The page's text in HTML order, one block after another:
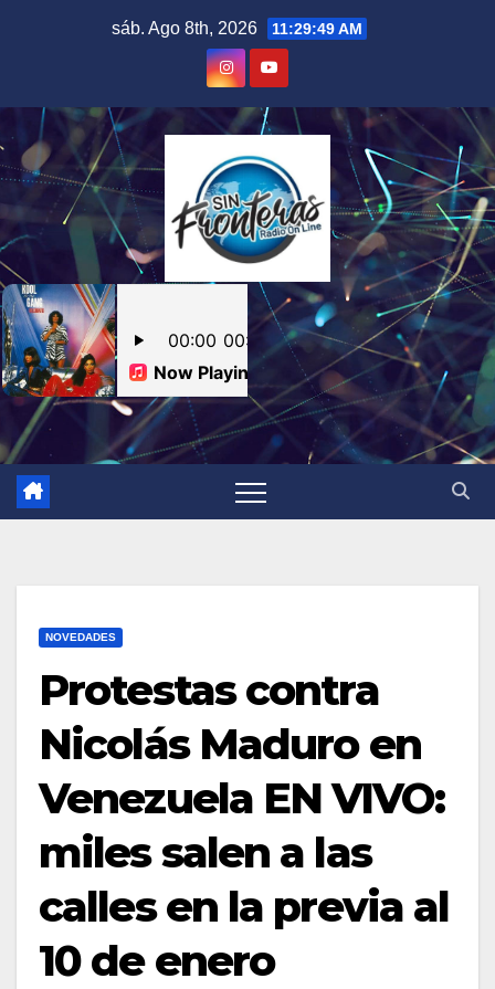
sáb. Ago 8th, 2026 11:29:50 AM
NOVEDADES
Protestas contra
Nicolás Maduro en
Venezuela EN VIVO:
miles salen a las
calles en la previa al
10 de enero